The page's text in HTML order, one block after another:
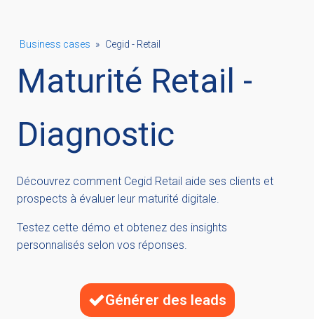
Business cases » Cegid - Retail
Maturité Retail -
Diagnostic
Découvrez comment Cegid Retail aide ses clients et
prospects à évaluer leur maturité digitale.
Testez cette démo et obtenez des insights
personnalisés selon vos réponses.
Générer des leads